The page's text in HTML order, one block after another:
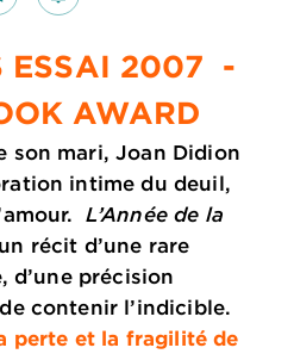
ESSAI 2007 -
AWARD
son mari, Joan Didion
intime du deuil,
L’Année de la
récit d’une rare
d’une précision
contenir l’indicible.
perte et la fragilité de